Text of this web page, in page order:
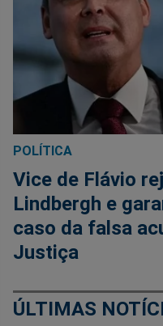
POLÍTICA
Vice de Flávio
Lindbergh e
caso da falsa
Justiça
ÚLTIMAS